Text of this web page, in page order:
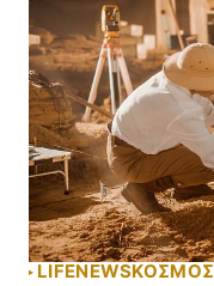
LIFENEWSΚΟΣΜΟΣ